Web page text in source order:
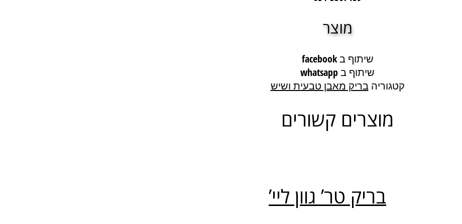
מוצר
שיתוף ב facebook
שיתוף ב whatsapp
קטגוריה בריק מאבן טבעית ושיש
מוצרים קשורים
בריק טר’ גוון ליי’